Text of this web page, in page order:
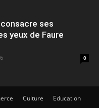
consacre ses
yeux de Faure
0
Culture Education